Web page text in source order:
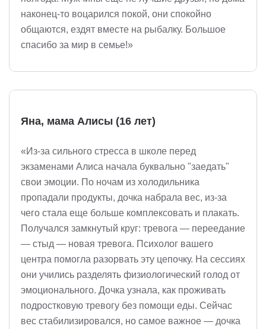
наконец-то воцарился покой, они спокойно
общаются, ездят вместе на рыбалку. Большое
спасибо за мир в семье!»
Яна, мама Алисы (16 лет)
«Из-за сильного стресса в школе перед
экзаменами Алиса начала буквально "заедать"
свои эмоции. По ночам из холодильника
пропадали продукты, дочка набрала вес, из-за
чего стала еще больше комплексовать и плакать.
Получался замкнутый круг: тревога — переедание
— стыд — новая тревога. Психолог вашего
центра помогла разорвать эту цепочку. На сессиях
они учились разделять физиологический голод от
эмоционального. Дочка узнала, как проживать
подростковую тревогу без помощи еды. Сейчас
вес стабилизировался, но самое важное — дочка